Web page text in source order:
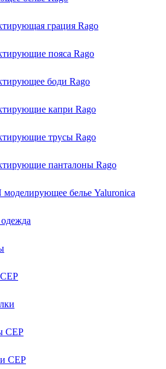
грация Rago
пояса Rago
боди Rago
капри Rago
трусы Rago
панталоны Rago
белье Yaluroniсa
CEP
CEP